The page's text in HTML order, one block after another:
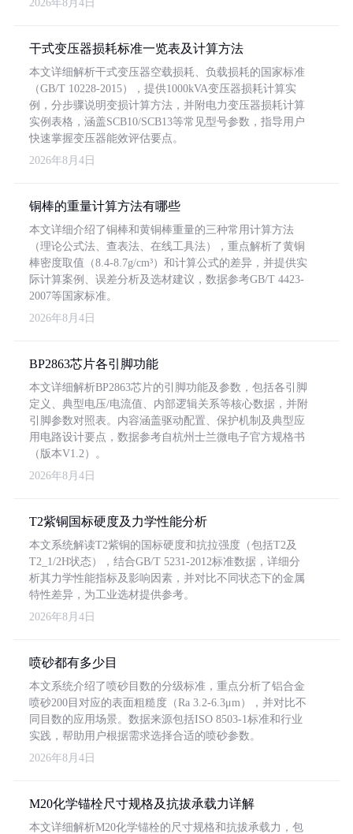
2026年8月4日
干式变压器损耗标准一览表及计算方法
本文详细解析干式变压器空载损耗、负载损耗的国家标准
（GB/T 10228-2015），提供1000kVA变压器损耗计算实
例，分步骤说明变损计算方法，并附电力变压器损耗计算
实例表格，涵盖SCB10/SCB13等常见型号参数，指导用户
快速掌握变压器能效评估要点。
2026年8月4日
铜棒的重量计算方法有哪些
本文详细介绍了铜棒和黄铜棒重量的三种常用计算方法
（理论公式法、查表法、在线工具法），重点解析了黄铜
棒密度取值（8.4-8.7g/cm³）和计算公式的差异，并提供实
际计算案例、误差分析及选材建议，数据参考GB/T 4423-
2007等国家标准。
2026年8月4日
BP2863芯片各引脚功能
本文详细解析BP2863芯片的引脚功能及参数，包括各引脚
定义、典型电压/电流值、内部逻辑关系等核心数据，并附
引脚参数对照表。内容涵盖驱动配置、保护机制及典型应
用电路设计要点，数据参考自杭州士兰微电子官方规格书
（版本V1.2）。
2026年8月4日
T2紫铜国标硬度及力学性能分析
本文系统解读T2紫铜的国标硬度和抗拉强度（包括T2及
T2_1/2H状态），结合GB/T 5231-2012标准数据，详细分
析其力学性能指标及影响因素，并对比不同状态下的金属
特性差异，为工业选材提供参考。
2026年8月4日
喷砂都有多少目
本文系统介绍了喷砂目数的分级标准，重点分析了铝合金
喷砂200目对应的表面粗糙度（Ra 3.2-6.3μm），并对比不
同目数的应用场景。数据来源包括ISO 8503-1标准和行业
实践，帮助用户根据需求选择合适的喷砂参数。
2026年8月4日
M20化学锚栓尺寸规格及抗拔承载力详解
本文详细解析M20化学锚栓的尺寸规格和抗拔承载力，包